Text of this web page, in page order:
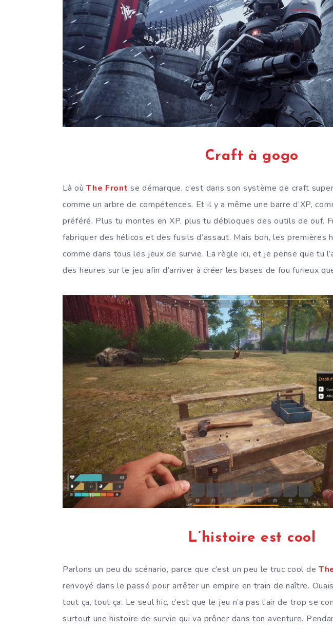
Craft à gogo
Là oùThe Front se démarque, c’est dans son système de craft
comme un arbre de compétences. Et il y a même une barre d’XP,
préféré. Plus tu montes en XP, plus tu débloques des outils de ouf.
fabriquer des hélicos et des fusils d’assaut. Mais bon, les premières
comme dans tous les jeux de survie. La règle ici, et je pense que tu
des heures sur le jeu afin d’arriver à créer les bases de fou furieux
L’histoire est cool
Parlons un peu du scénario, parce que c’est un peu le truc cool de
renvoyé dans le passé pour arrêter un empire en train de naître.
tout ça, tout ça. Le seul hic, c’est que le jeu n’a pas l’air de trop se
surtout une histoire de survie qui va prôner dans ton aventure.